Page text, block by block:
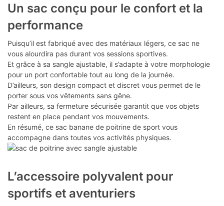
Un sac conçu pour le confort et la
performance
Puisqu’il est fabriqué avec des matériaux légers, ce sac ne
vous alourdira pas durant vos sessions sportives.
Et grâce à sa sangle ajustable, il s’adapte à votre morphologie
pour un port confortable tout au long de la journée.
D’ailleurs, son design compact et discret vous permet de le
porter sous vos vêtements sans gêne.
Par ailleurs, sa fermeture sécurisée garantit que vos objets
restent en place pendant vos mouvements.
En résumé, ce sac banane de poitrine de sport vous
accompagne dans toutes vos activités physiques.
L’accessoire polyvalent pour
sportifs et aventuriers